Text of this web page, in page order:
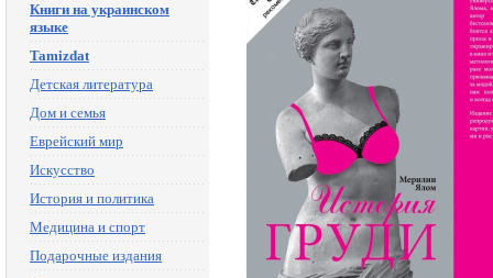
Книги на украинском
языке
Tamizdat
Детская литература
Дом и семья
Еврейский мир
Искусство
История и политика
Медицина и спорт
Подарочные издания